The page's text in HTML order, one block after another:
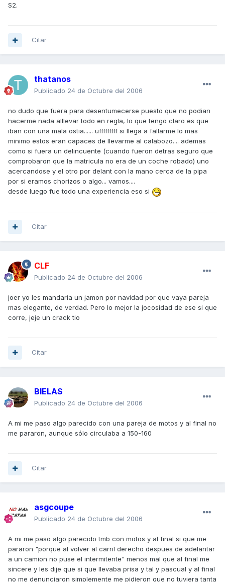
S2.
Citar
thatanos
Publicado 24 de Octubre del 2006
no dudo que fuera para desentumecerse puesto que no podian
hacerme nada alllevar todo en regla, lo que tengo claro es que
iban con una mala ostia...... ufffffffff si llega a fallarme lo mas
minimo estos eran capaces de llevarme al calabozo.... ademas
como si fuera un delincuente (cuando fueron detras seguro que
comprobaron que la matricula no era de un coche robado) uno
acercandose y el otro por delant con la mano cerca de la pipa
por si eramos chorizos o algo... vamos....
desde luego fue todo una experiencia eso si
Citar
CLF
Publicado 24 de Octubre del 2006
joer yo les mandaria un jamon por navidad por que vaya pareja
mas elegante, de verdad. Pero lo mejor la jocosidad de ese si que
corre, jeje un crack tio
Citar
BIELAS
Publicado 24 de Octubre del 2006
A mi me paso algo parecido con una pareja de motos y al final no
me pararon, aunque sólo circulaba a 150-160
Citar
asgcoupe
Publicado 24 de Octubre del 2006
A mi me paso algo parecido tmb con motos y al final si que me
pararon "porque al volver al carril derecho despues de adelantar
a un camion no puse el intermitente" menos mal que al final me
sincere y les dije que si que llevaba prisa y tal y pascual y al final
no me denunciaron simplemente me pidieron que no tuviera tanta